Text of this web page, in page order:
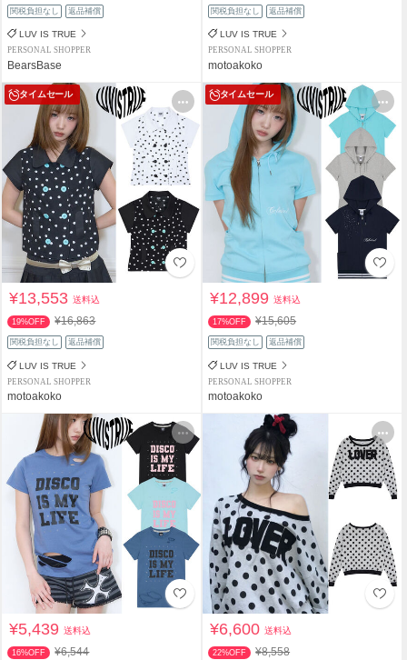
関税負担なし 返品補償
LUV IS TRUE
PERSONAL SHOPPER
BearsBase
関税負担なし 返品補償
LUV IS TRUE
PERSONAL SHOPPER
motoakoko
タイムセール
¥13,553送料込
19%OFF ¥16,863
関税負担なし 返品補償
LUV IS TRUE
PERSONAL SHOPPER
motoakoko
タイムセール
¥12,899送料込
17%OFF ¥15,605
関税負担なし 返品補償
LUV IS TRUE
PERSONAL SHOPPER
motoakoko
¥5,439送料込
16%OFF ¥6,544
¥6,600送料込
22%OFF ¥8,558